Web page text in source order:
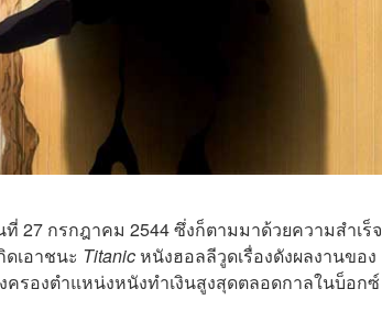
27 กรกฎาคม 2544 ซึ่งก็ตามมาด้วยความสำเร็จ
ดเอาชนะ Titanicหนังฮอลลีวูดเรื่องดังผลงานของ
ครองตำแหน่งหนังทำเงินสูงสุดตลอดกาลในบ็อกซ์